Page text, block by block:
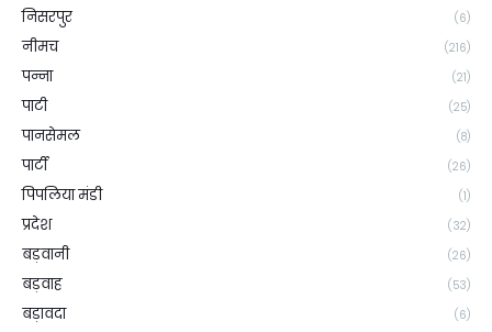
निसरपुर (6)
नीमच (216)
पन्ना (21)
पाटी (25)
पानसेमल (8)
पार्टी (26)
पिपलिया मंडी (1)
प्रदेश (32)
बड़वानी (26)
बड़वाह (53)
बड़ावदा (6)